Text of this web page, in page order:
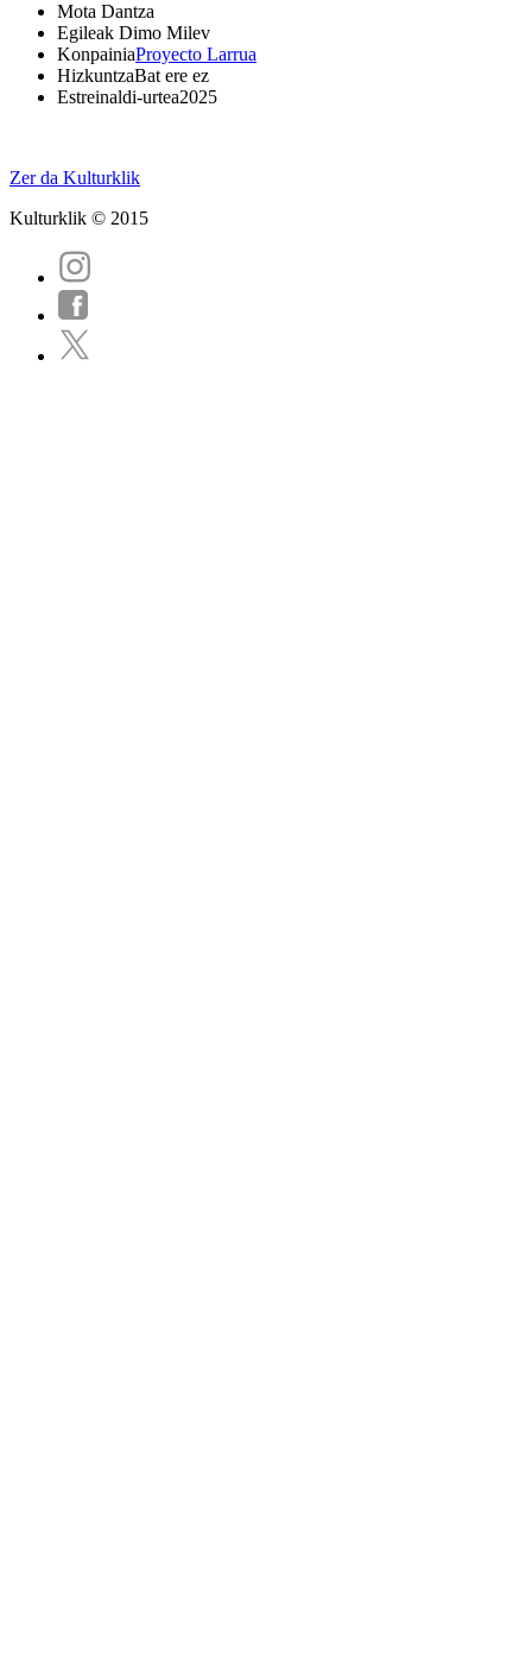
Mota Dantza
Egileak Dimo Milev
KonpainiaProyecto Larrua
HizkuntzaBat ere ez
Estreinaldi-urtea2025
Zer da Kulturklik
Kulturklik © 2015